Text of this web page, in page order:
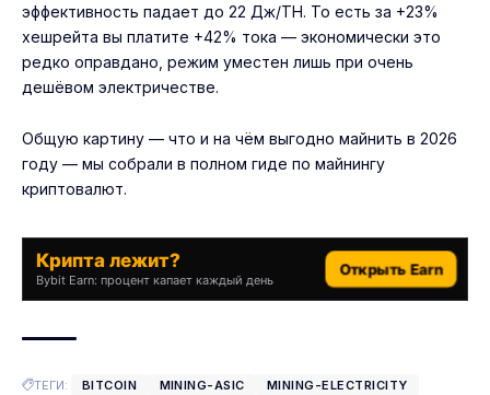
эффективность падает до 22 Дж/TH. То есть за +23%
хешрейта вы платите +42% тока — экономически это
редко оправдано, режим уместен лишь при очень
дешёвом электричестве.
Общую картину — что и на чём выгодно майнить в 2026
году — мы собрали в полном гиде по майнингу
криптовалют.
Крипта лежит?
Bybit Earn: процент капает каждый день
Открыть Earn
ТЕГИ: BITCOIN MINING-ASIC
MINING-ELECTRICITY